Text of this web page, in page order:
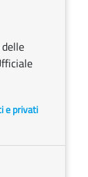
e privati